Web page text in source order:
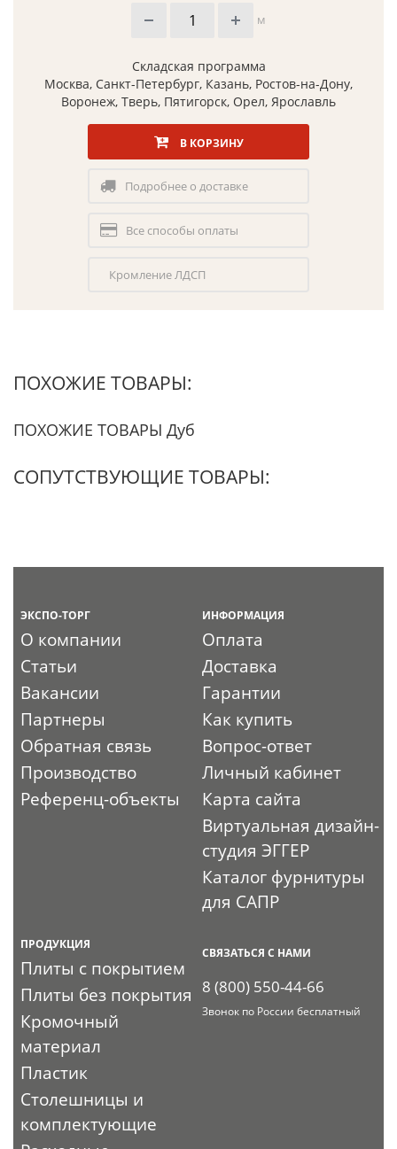
м
Складская программа
Москва, Санкт-Петербург, Казань, Ростов-на-Дону,
Воронеж, Тверь, Пятигорск, Орел, Ярославль
В КОРЗИНУ
Подробнее о доставке
Все способы оплаты
Кромление ЛДСП
ПОХОЖИЕ ТОВАРЫ:
ПОХОЖИЕ ТОВАРЫ Дуб
СОПУТСТВУЮЩИЕ ТОВАРЫ:
ЭКСПО-ТОРГ
О компании
Статьи
Вакансии
Партнеры
Обратная связь
Производство
Референц-объекты
ИНФОРМАЦИЯ
Оплата
Доставка
Гарантии
Как купить
Вопрос-ответ
Личный кабинет
Карта сайта
Виртуальная дизайн-
студия ЭГГЕР
Каталог фурнитуры
для САПР
ПРОДУКЦИЯ
Плиты с покрытием
Плиты без покрытия
Кромочный
материал
Пластик
Столешницы и
комплектующие
СВЯЗАТЬСЯ С НАМИ
8 (800) 550-44-66
Звонок по России бесплатный